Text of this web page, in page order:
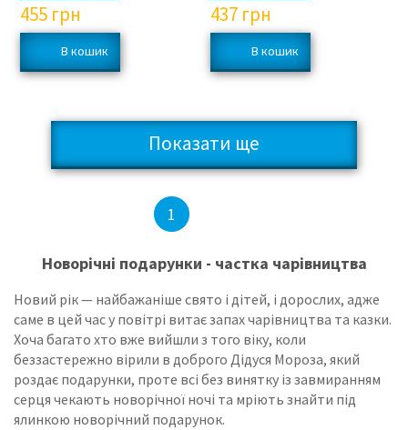
455 грн 437 грн
Показати ще
1
Новорічні подарунки - частка чарівництва
Новий рік — найбажаніше свято і дітей, і дорослих, адже
саме в цей час у повітрі витає запах чарівництва та казки.
Хоча багато хто вже вийшли з того віку, коли
беззастережно вірили в доброго Дідуся Мороза, який
роздає подарунки, проте всі без винятку із завмиранням
серця чекають новорічної ночі та мріють знайти під
ялинкою новорічний подарунок.